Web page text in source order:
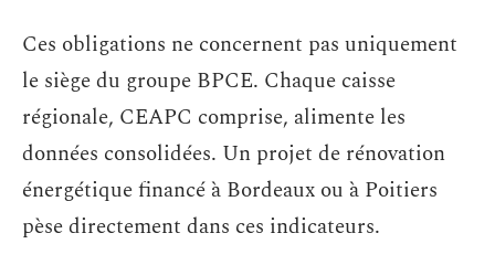
Ces obligations ne concernent pas uniquement
le siège du groupe BPCE. Chaque caisse
régionale, CEAPC comprise, alimente les
données consolidées. Un projet de rénovation
énergétique financé à Bordeaux ou à Poitiers
pèse directement dans ces indicateurs.